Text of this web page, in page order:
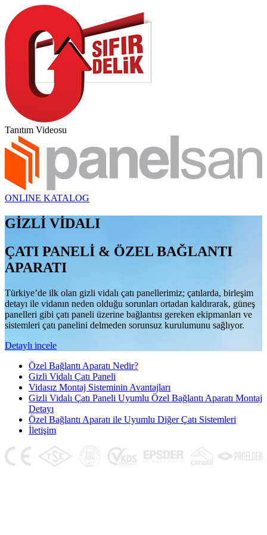
Tanıtım Videosu
ONLINE KATALOG
GİZLİ VİDALI
ÇATI PANELİ & ÖZEL BAĞLANTI
APARATI
Türkiye’de ilk olan gizli vidalı çatı panellerimiz; çatılarda, birleşim
detayı ile vidanın neden olduğu sorunları ortadan kaldırarak, güneş
panelleri gibi çatı paneli üzerine bağlantısı gereken ekipmanları ve
sistemleri çatı panelini delmeden sorunsuz kurulumunu sağlıyor.
Detaylı incele
Özel Bağlantı Aparatı Nedir?
Gizli Vidalı Çatı Paneli
Vidasız Montaj Sisteminin Avantajları
Gizli Vidalı Çatı Paneli Uyumlu Özel Bağlantı Aparatı Montaj
Detayı
Özel Bağlantı Aparatı ile Uyumlu Diğer Çatı Sistemleri
İletişim